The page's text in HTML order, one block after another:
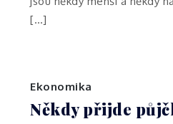
[…]
Ekonomika
Někdy přijde